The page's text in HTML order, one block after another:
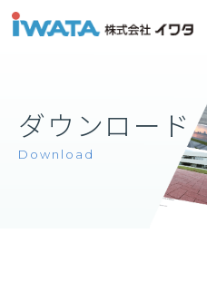
ダウンロード
Download